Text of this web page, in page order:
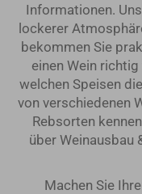
Informationen.
lockerer
bekommen Sie
einen Wein
welchen Speisen
von verschiedenen
Rebsorten
über Weinausbau
Machen Sie